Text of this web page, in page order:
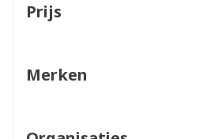
Prijs
Merken